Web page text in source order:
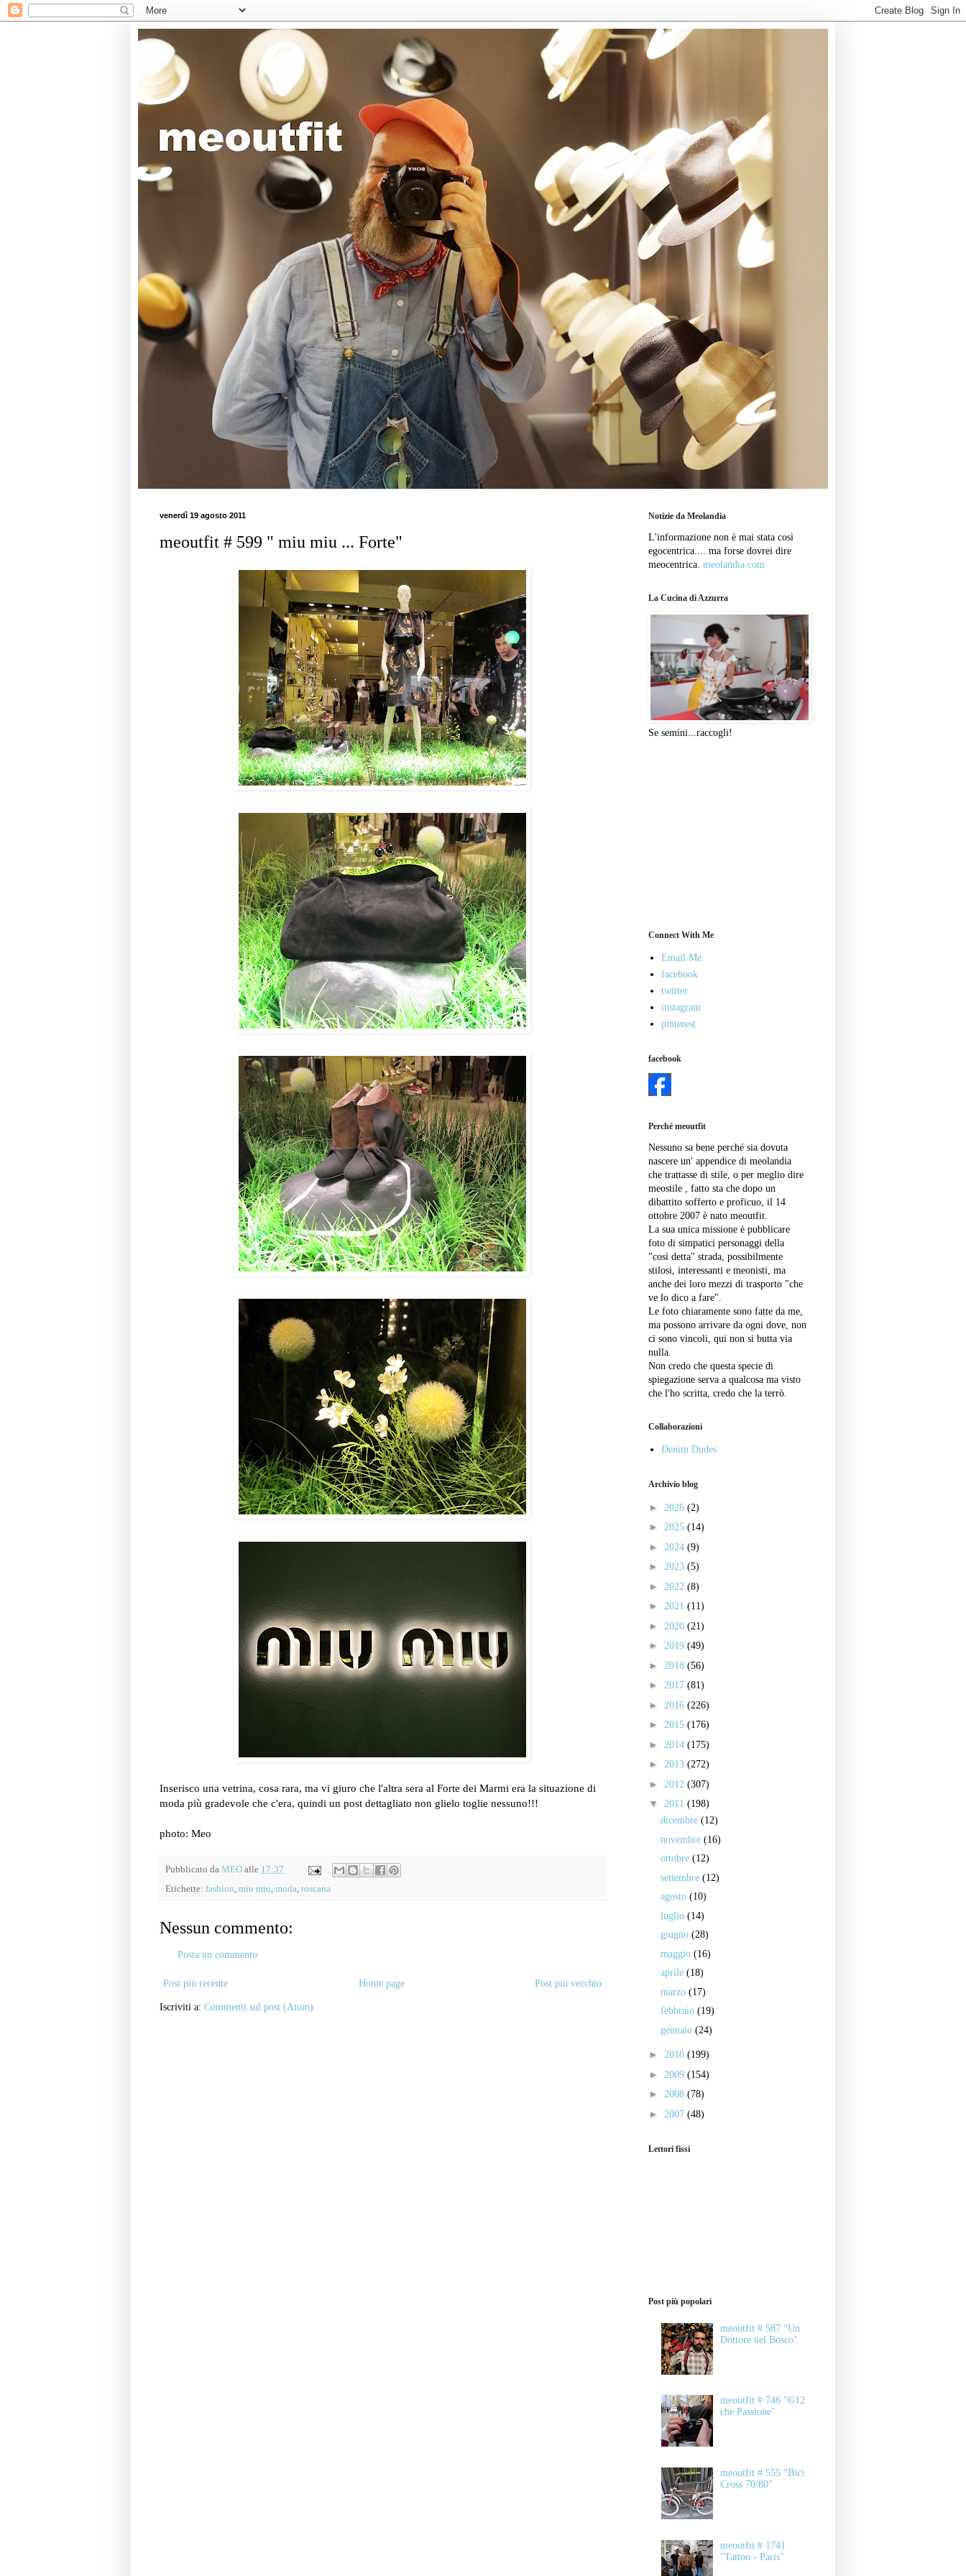
venerdì 19 agosto 2011
meoutfit # 599 " miu miu ... Forte"
Inserisco una vetrina, cosa rara, ma vi giuro che l'altra sera al Forte dei Marmi era la situazione di
moda più gradevole che c'era, quindi un post dettagliato non glielo toglie nessuno!!!
photo: Meo
Pubblicato da MEO alle 17:37
Etichette: fashion, miu miu, moda, toscana
Nessun commento:
Posta un commento
Post più recente Post più vecchio
Home page
Iscriviti a: Commenti sul post (Atom)
Notizie da Meolandia
L'informazione non è mai stata così
egocentrica.... ma forse dovrei dire
meocentrica. meolandia.com
La Cucina di Azzurra
Se semini...raccogli!
Connect With Me
Email Me
facebook
twitter
instagram
pinterest
facebook
Perché meoutfit
Nessuno sa bene perché sia dovuta
nascere un' appendice di meolandia
che trattasse di stile, o per meglio dire
meostile , fatto sta che dopo un
dibattito sofferto e proficuo, il 14
ottobre 2007 è nato meoutfit.
La sua unica missione è pubblicare
foto di simpatici personaggi della
"così detta" strada, possibilmente
stilosi, interessanti e meonisti, ma
anche dei loro mezzi di trasporto "che
ve lo dico a fare".
Le foto chiaramente sono fatte da me,
ma possono arrivare da ogni dove, non
ci sono vincoli, qui non si butta via
nulla.
Non credo che questa specie di
spiegazione serva a qualcosa ma visto
che l'ho scritta, credo che la terrò.
Collaborazioni
Denim Dudes
Archivio blog
► 2026 (2)
► 2025 (14)
► 2024 (9)
► 2023 (5)
► 2022 (8)
► 2021 (11)
► 2020 (21)
► 2019 (49)
► 2018 (56)
► 2017 (81)
► 2016 (226)
► 2015 (176)
► 2014 (175)
► 2013 (272)
► 2012 (307)
▼ 2011 (198)
dicembre (12)
novembre (16)
ottobre (12)
settembre (12)
agosto (10)
luglio (14)
giugno (28)
maggio (16)
aprile (18)
marzo (17)
febbraio (19)
gennaio (24)
► 2010 (199)
► 2009 (154)
► 2008 (78)
► 2007 (48)
Lettori fissi
Post più popolari
meoutfit # 587 "Un
Dottore nel Bosco"
meoutfit # 746 "G12
che Passione"
meoutfit # 555 "Bici
Cross 70/80"
meoutfit # 1741
"Tattoo - Paris"